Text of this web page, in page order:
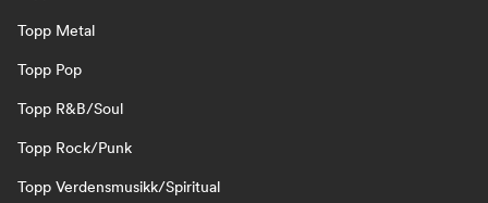
Topp Metal
Topp Pop
Topp R&B/Soul
Topp Rock/Punk
Topp Verdensmusikk/Spiritual